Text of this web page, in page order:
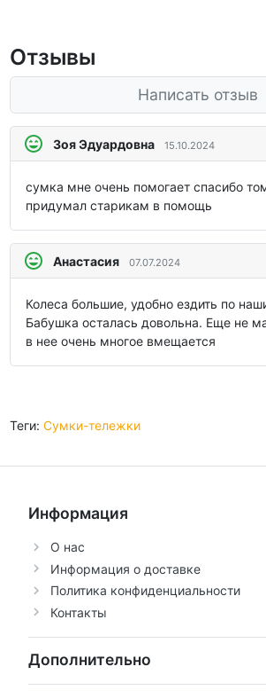
Отзывы
Написать отзыв
Зоя Эдуардовна 15.10.2024
сумка мне очень помогает спасибо
придумал старикам в помощь
Анастасия 07.07.2024
Колеса большие, удобно ездить по
Бабушка осталась довольна. Еще не
в нее очень многое вмещается
Теги: Сумки-тележки
Информация
О нас
Информация о доставке
Политика конфиденциальности
Контакты
Дополнительно